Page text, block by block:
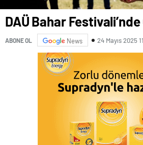
DAÜ Bahar
ABONE OL News 24 Mayıs 2025